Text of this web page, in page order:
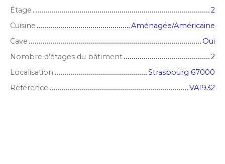
Étage
2
Cuisine
Aménagée/Américaine
Cave
Oui
Nombre d'étages du bâtiment
2
Localisation
Strasbourg 67000
Référence
VA1932